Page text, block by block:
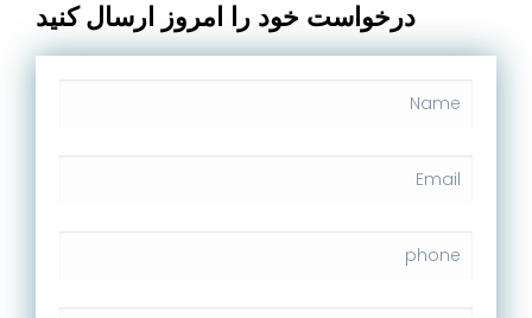
درخواست خود را امروز ارسال کنید